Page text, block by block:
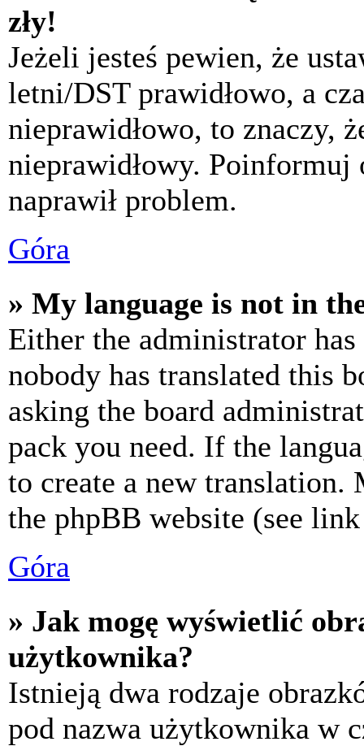
zły!
Jeżeli jesteś pewien, że
letni/DST prawidłowo, a
nieprawidłowo, to znaczy,
nieprawidłowy.
naprawił problem.
Góra
» My language is not in
Either the administrator
nobody has translated this
asking the board
pack you need. If the
to create a new
the phpBB website (see
Góra
» Jak mogę wyświetlić
użytkownika?
Istnieją dwa rodzaje
pod nazwa użytkownika w